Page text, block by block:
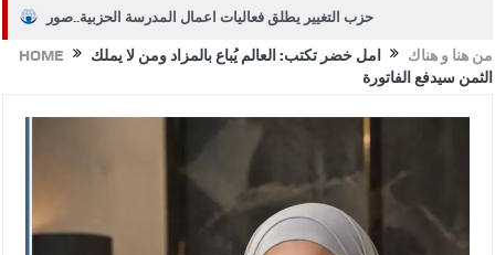
حزب التغيير يطلق فعاليات اعمال المدرسة الحزبية..صور
الجيش يفتح باب التجنيد لحملة البكالوريوس في الحقوق والقانون
الإسلامية والمسيحية
الأمن يتلف 16 مليون حبة كبتاجون و1480 كغم مواد مخدرة
النواب يقر مشروع تعديل قانون الملكية العقارية
HOME من هنا و هناك
امل خضر تكتب: العالم يُباع بالمزاد ومن لا يملك
الثمن سيدفع الفاتورة ‏